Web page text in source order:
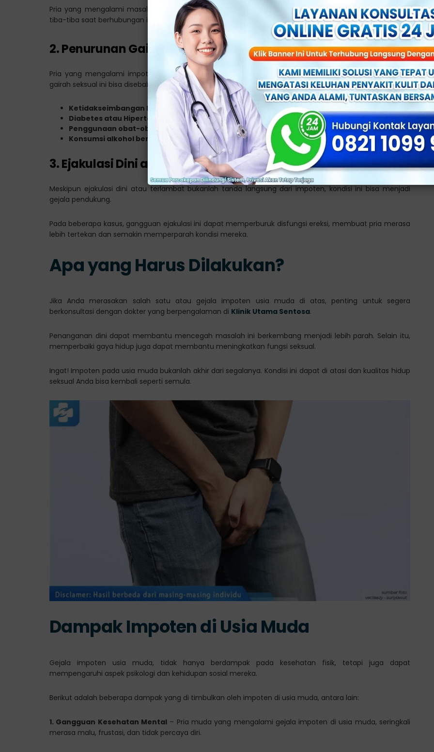
Pria yang mengalami masalah ini mungkin akan merasa frustasi, karena ereksi tidak stabil atau hilang
tiba-tiba saat berhubungan intim.
2. Penurunan Gairah Seksual
Pria yang mengalami impoten, seringkali merasakan penurunan hasrat seksualatau libido. Penurunan
gairah seksual ini bisa disebabkan oleh banyak faktor, seperti:
Ketidakseimbangan hormon
Diabetes atau Hipertensi
Penggunaan obat-obatan tertentu
Konsumsi alkohol berlebih dan merokok
3. Ejakulasi Dini atau Terlambat
Meskipun ejakulasi dini atau terlambat bukanlah tanda langsung dari impoten, kondisi ini bisa menjadi
gejala pendukung.
Pada beberapa kasus, gangguan ejakulasi ini dapat memperburuk disfungsi ereksi, membuat pria merasa
lebih tertekan dan semakin memperparah kondisi mereka.
Apa yang Harus Dilakukan?
Jika Anda merasakan salah satu atau gejala impoten usia muda di atas, penting untuk segera
berkonsultasi dengan dokter yang berpengalaman di Klinik Utama Sentosa.
Penanganan dini dapat membantu mencegah masalah ini berkembang menjadi lebih parah. Selain itu,
memperbaiki gaya hidup juga dapat membantu meningkatkan fungsi seksual.
Ingat! Impoten pada usia muda bukanlah akhir dari segalanya. Kondisi ini dapat di atasi dan kualitas hidup
seksual Anda bisa kembali seperti semula.
Dampak Impoten di Usia Muda
Gejala impoten usia muda, tidak hanya berdampak pada kesehatan fisik, tetapi juga dapat
mempengaruhi aspek psikologi dan kehidupan sosial mereka.
Berikut adalah beberapa dampak yang di timbulkan oleh impoten di usia muda, antara lain:
1. Gangguan Kesehatan Mental – Pria muda yang mengalami gejala impoten di usia muda, seringkali
merasa malu, frustasi, dan tidak percaya diri.